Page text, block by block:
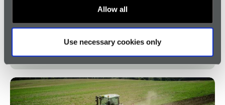
Allow all
Use necessary cookies only
Protection d’alarme authentique pour les
travailleurs de la santé et du secteur social
Read article →